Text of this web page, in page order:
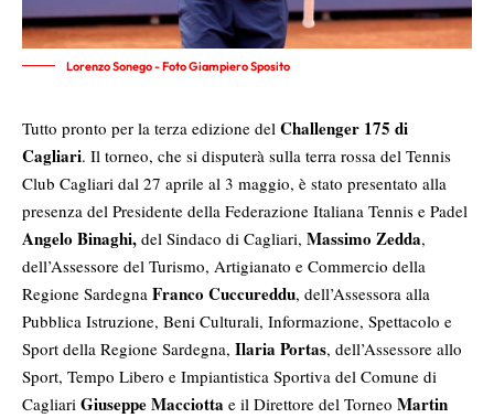
Lorenzo Sonego - Foto Giampiero Sposito
Tutto pronto per la terza edizione del Challenger 175 di
Cagliari. Il torneo, che si disputerà sulla terra rossa del Tennis
Club Cagliari dal 27 aprile al 3 maggio, è stato presentato alla
presenza del Presidente della Federazione Italiana Tennis e Padel
Angelo Binaghi, del Sindaco di Cagliari, Massimo Zedda,
dell’Assessore del Turismo, Artigianato e Commercio della
Regione Sardegna Franco Cuccureddu, dell’Assessora alla
Pubblica Istruzione, Beni Culturali, Informazione, Spettacolo e
Sport della Regione Sardegna, Ilaria Portas, dell’Assessore allo
Sport, Tempo Libero e Impiantistica Sportiva del Comune di
Cagliari Giuseppe Macciotta e il Direttore del Torneo Martin